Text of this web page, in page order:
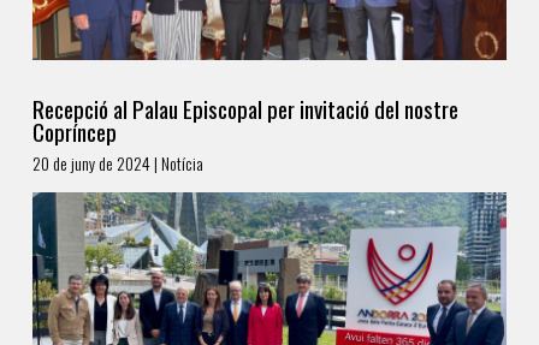
Recepció al Palau Episcopal per invitació del nostre
Copríncep
20 de juny de 2024 | Notícia